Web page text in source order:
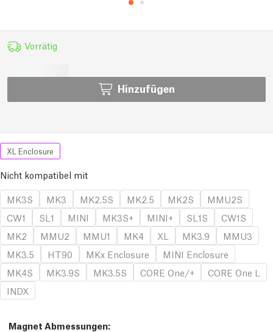
Vorrätig
Hinzufügen
XL Enclosure
Nicht kompatibel mit
MK3S
MK3 MK2.5S MK2.5 MK2S
MMU2S
CW1
SL1 MINI MK3S+ MINI+ SL1S
CW1S
MK2
MMU2 MMU1 MK4 XL MK3.9
MMU3
MK3.5
HT90 MKx Enclosure
MINI Enclosure
MK4S
MK3.9S MK3.5S CORE One/+
CORE One L
INDX
Magnet Abmessungen: